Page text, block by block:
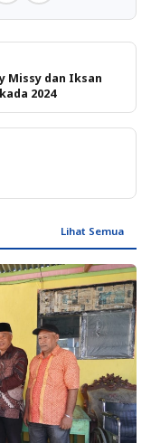
Missy dan Iksan
2024
Lihat Semua